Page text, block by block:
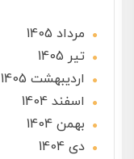
مرداد 1405
تير 1405
ارديبهشت 1405
اسفند 1404
بهمن 1404
دی 1404